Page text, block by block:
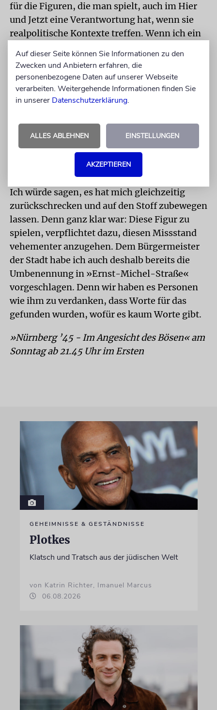
für die Figuren, die man spielt, auch im Hier
und Jetzt eine Verantwortung hat, wenn sie
realpolitische Kontexte treffen. Wenn ich ein
nichts gegen die beiden Mengele-Straßen
täte, dann würde ich doch letztlich die Figur,
nein, Ernst Michel als Person, verraten. Diese
Verantwortung besteht zwar auch ohne diese
finde ich.
Frage: Und was hat es mit Ihnen gemacht, von
dieser Konstellation mit Mengele im
Drehbuch zu lesen?
Ich würde sagen, es hat mich gleichzeitig
zurückschrecken und auf den Stoff zubewegen
lassen. Denn ganz klar war: Diese Figur zu
spielen, verpflichtet dazu, diesen Missstand
vehementer anzugehen. Dem Bürgermeister
der Stadt habe ich auch deshalb bereits die
Umbenennung in »Ernst-Michel-Straße«
vorgeschlagen. Denn wir haben es Personen
wie ihm zu verdanken, dass Worte für das
gefunden wurden, wofür es kaum Worte gibt.
»Nürnberg ’45 - Im Angesicht des Bösen« am
Sonntag ab 21.45 Uhr im Ersten
GEHEIMNISSE & GESTÄNDNISSE
Plotkes
Klatsch und Tratsch aus der jüdischen Welt
von Katrin Richter, Imanuel Marcus
06.08.2026
Auf dieser Seite können Sie Informationen zu den
Zwecken und Anbietern erfahren, die
personenbezogene Daten auf unserer Webseite
verarbeiten. Weitergehende Informationen finden Sie
in unserer Datenschutzerklärung.
ALLES ABLEHNEN EINSTELLUNGEN
AKZEPTIEREN